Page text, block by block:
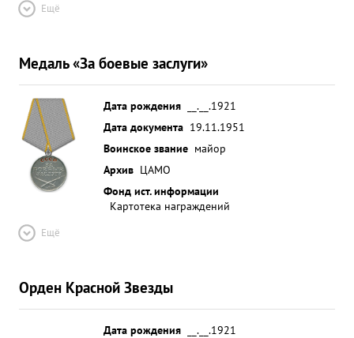
Ещё
Медаль «За боевые заслуги»
Дата рождения
__.__.1921
Дата документа 19.11.1951
Воинское звание майор
Архив ЦАМО
Фонд ист. информации
Картотека награждений
Ещё
Орден Красной Звезды
Дата рождения
__.__.1921